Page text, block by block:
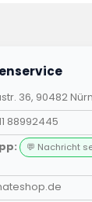
36, 90482
88992445
💬 Nachricht